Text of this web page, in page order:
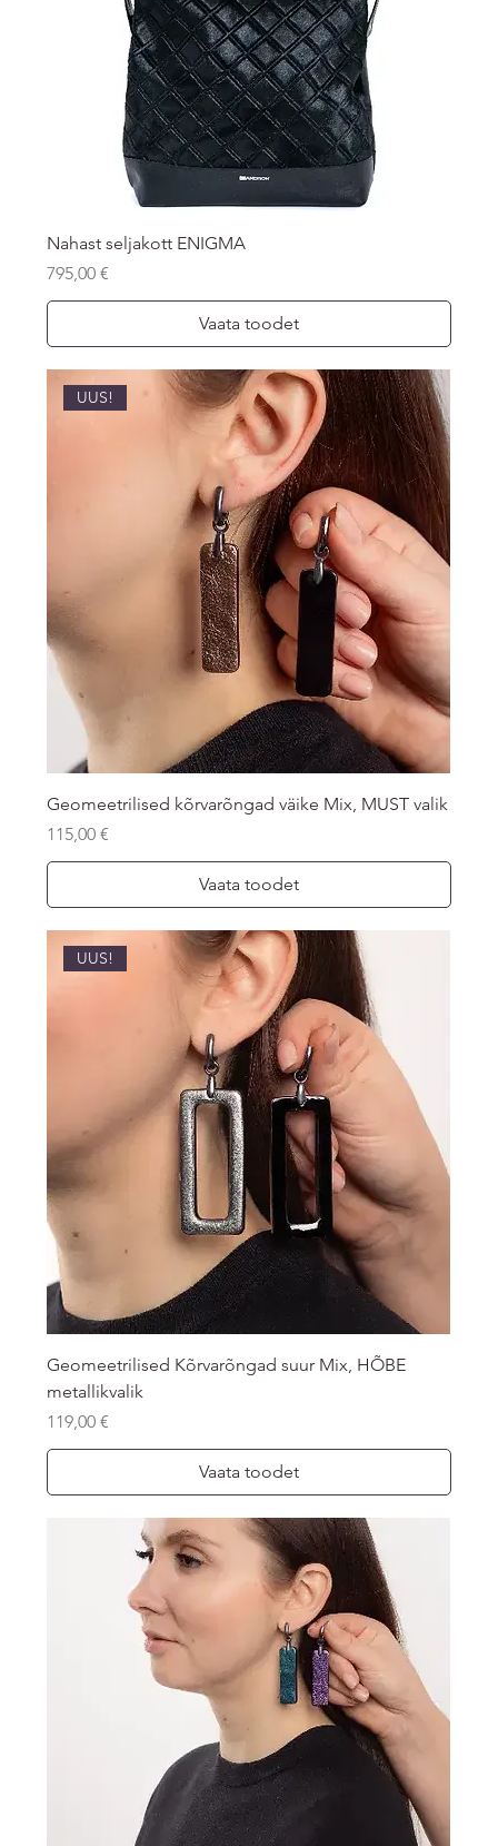
Nahast seljakott ENIGMA
Price
795,00 €
Vaata toodet
UUS!
Geomeetrilised kõrvarõngad väike Mix, MUST valik
Price
115,00 €
Vaata toodet
UUS!
Geomeetrilised Kõrvarõngad suur Mix, HÕBE
metallikvalik
Price
119,00 €
Vaata toodet